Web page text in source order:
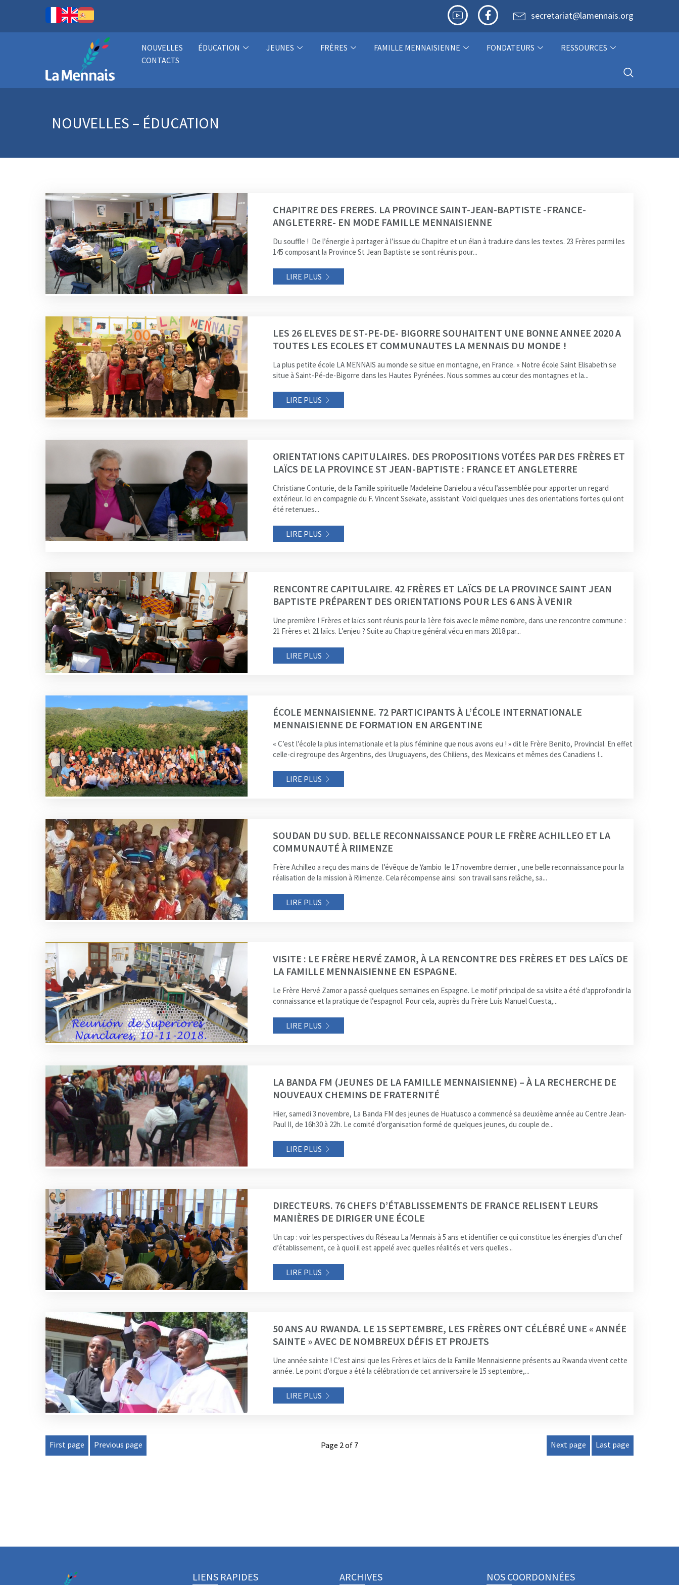
secretariat@lamennais.org
NOUVELLES ÉDUCATION JEUNES FRÈRES FAMILLE MENNAISIENNE FONDATEURS
RESSOURCES
CONTACTS
NOUVELLES – ÉDUCATION
CHAPITRE DES FRERES. LA PROVINCE SAINT-JEAN-BAPTISTE -FRANCE-
ANGLETERRE- EN MODE FAMILLE MENNAISIENNE
Du souffle ! De l’énergie à partager à l’issue du Chapitre et un élan à traduire dans les textes. 23 Frères parmi les
145 composant la Province St Jean Baptiste se sont réunis pour...
LIRE PLUS
LES 26 ELEVES DE ST-PE-DE- BIGORRE SOUHAITENT UNE BONNE ANNEE 2020 A
TOUTES LES ECOLES ET COMMUNAUTES LA MENNAIS DU MONDE !
La plus petite école LA MENNAIS au monde se situe en montagne, en France. « Notre école Saint Elisabeth se
situe à Saint-Pé-de-Bigorre dans les Hautes Pyrénées. Nous sommes au cœur des montagnes et la...
LIRE PLUS
ORIENTATIONS CAPITULAIRES. DES PROPOSITIONS VOTÉES PAR DES FRÈRES ET
LAÏCS DE LA PROVINCE ST JEAN-BAPTISTE : FRANCE ET ANGLETERRE
Christiane Conturie, de la Famille spirituelle Madeleine Danielou a vécu l’assemblée pour apporter un regard
extérieur. Ici en compagnie du F. Vincent Ssekate, assistant. Voici quelques unes des orientations fortes qui ont
été retenues...
LIRE PLUS
RENCONTRE CAPITULAIRE. 42 FRÈRES ET LAÏCS DE LA PROVINCE SAINT JEAN
BAPTISTE PRÉPARENT DES ORIENTATIONS POUR LES 6 ANS À VENIR
Une première ! Frères et laïcs sont réunis pour la 1ère fois avec le même nombre, dans une rencontre commune :
21 Frères et 21 laïcs. L’enjeu ? Suite au Chapitre général vécu en mars 2018 par...
LIRE PLUS
ÉCOLE MENNAISIENNE. 72 PARTICIPANTS À L’ÉCOLE INTERNATIONALE
MENNAISIENNE DE FORMATION EN ARGENTINE
« C’est l’école la plus internationale et la plus féminine que nous avons eu ! » dit le Frère Benito, Provincial. En effet
celle-ci regroupe des Argentins, des Uruguayens, des Chiliens, des Mexicains et mêmes des Canadiens !...
LIRE PLUS
SOUDAN DU SUD. BELLE RECONNAISSANCE POUR LE FRÈRE ACHILLEO ET LA
COMMUNAUTÉ À RIIMENZE
Frère Achilleo a reçu des mains de l’évêque de Yambio le 17 novembre dernier , une belle reconnaissance pour la
réalisation de la mission à Riimenze. Cela récompense ainsi son travail sans relâche, sa...
LIRE PLUS
VISITE : LE FRÈRE HERVÉ ZAMOR, À LA RENCONTRE DES FRÈRES ET DES LAÏCS DE
LA FAMILLE MENNAISIENNE EN ESPAGNE.
Le Frère Hervé Zamor a passé quelques semaines en Espagne. Le motif principal de sa visite a été d’approfondir la
connaissance et la pratique de l’espagnol. Pour cela, auprès du Frère Luis Manuel Cuesta,...
LIRE PLUS
LA BANDA FM (JEUNES DE LA FAMILLE MENNAISIENNE) – À LA RECHERCHE DE
NOUVEAUX CHEMINS DE FRATERNITÉ
Hier, samedi 3 novembre, La Banda FM des jeunes de Huatusco a commencé sa deuxième année au Centre Jean-
Paul II, de 16h30 à 22h. Le comité d’organisation formé de quelques jeunes, du couple de...
LIRE PLUS
DIRECTEURS. 76 CHEFS D’ÉTABLISSEMENTS DE FRANCE RELISENT LEURS
MANIÈRES DE DIRIGER UNE ÉCOLE
Un cap : voir les perspectives du Réseau La Mennais à 5 ans et identifier ce qui constitue les énergies d’un chef
d’établissement, ce à quoi il est appelé avec quelles réalités et vers quelles...
LIRE PLUS
50 ANS AU RWANDA. LE 15 SEPTEMBRE, LES FRÈRES ONT CÉLÉBRÉ UNE « ANNÉE
SAINTE » AVEC DE NOMBREUX DÉFIS ET PROJETS
Une année sainte ! C’est ainsi que les Frères et laïcs de la Famille Mennaisienne présents au Rwanda vivent cette
année. Le point d’orgue a été la célébration de cet anniversaire le 15 septembre,...
LIRE PLUS
First page Previous page Page 2 of 7 Next page Last page
LIENS RAPIDES ARCHIVES NOS COORDONNÉES